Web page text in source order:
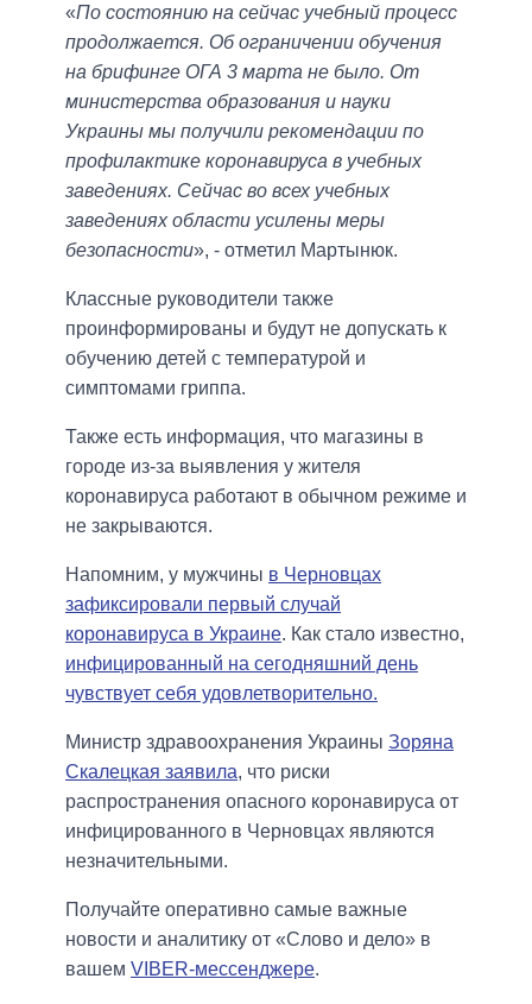
«По состоянию на сейчас учебный процесс
продолжается. Об ограничении обучения
на брифинге ОГА 3 марта не было. От
министерства образования и науки
Украины мы получили рекомендации по
профилактике коронавируса в учебных
заведениях. Сейчас во всех учебных
заведениях области усилены меры
безопасности», - отметил Мартынюк.
Классные руководители также
проинформированы и будут не допускать к
обучению детей с температурой и
симптомами гриппа.
Также есть информация, что магазины в
городе из-за выявления у жителя
коронавируса работают в обычном режиме и
не закрываются.
Напомним, у мужчины в Черновцах
зафиксировали первый случай
коронавируса в Украине. Как стало известно,
инфицированный на сегодняшний день
чувствует себя удовлетворительно.
Министр здравоохранения Украины Зоряна
Скалецкая заявила, что риски
распространения опасного коронавируса от
инфицированного в Черновцах являются
незначительными.
Получайте оперативно самые важные
новости и аналитику от «Слово и дело» в
вашем VIBER-мессенджере.